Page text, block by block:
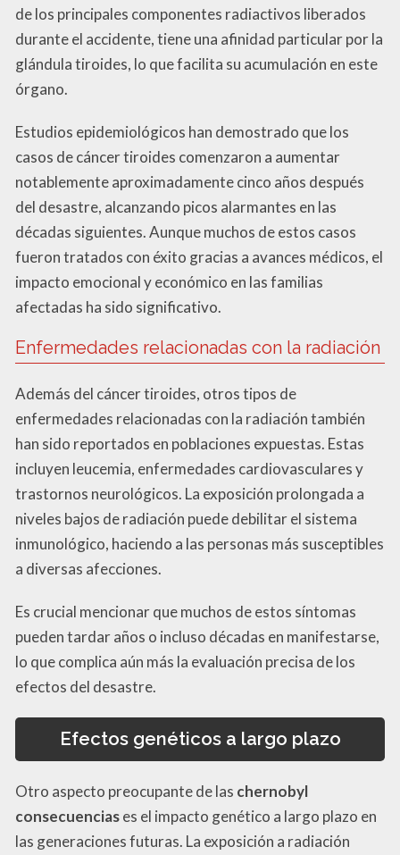
de los principales componentes radiactivos liberados
durante el accidente, tiene una afinidad particular por la
glándula tiroides, lo que facilita su acumulación en este
órgano.
Estudios epidemiológicos han demostrado que los
casos de cáncer tiroides comenzaron a aumentar
notablemente aproximadamente cinco años después
del desastre, alcanzando picos alarmantes en las
décadas siguientes. Aunque muchos de estos casos
fueron tratados con éxito gracias a avances médicos, el
impacto emocional y económico en las familias
afectadas ha sido significativo.
Enfermedades relacionadas con la radiación
Además del cáncer tiroides, otros tipos de
enfermedades relacionadas con la radiación también
han sido reportados en poblaciones expuestas. Estas
incluyen leucemia, enfermedades cardiovasculares y
trastornos neurológicos. La exposición prolongada a
niveles bajos de radiación puede debilitar el sistema
inmunológico, haciendo a las personas más susceptibles
a diversas afecciones.
Es crucial mencionar que muchos de estos síntomas
pueden tardar años o incluso décadas en manifestarse,
lo que complica aún más la evaluación precisa de los
efectos del desastre.
Efectos genéticos a largo plazo
Otro aspecto preocupante de las chernobyl
consecuenciases el impacto genético a largo plazo en
las generaciones futuras. La exposición a radiación